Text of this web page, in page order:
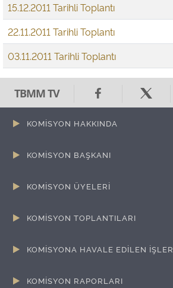
15.12.2011 Tarihli Toplantı
22.11.2011 Tarihli Toplantı
03.11.2011 Tarihli Toplantı
TBMM TV
KOMİSYON HAKKINDA
KOMİSYON BAŞKANI
KOMİSYON ÜYELERİ
KOMİSYON TOPLANTILARI
KOMİSYONA HAVALE EDİLEN İŞLER
KOMİSYON RAPORLARI